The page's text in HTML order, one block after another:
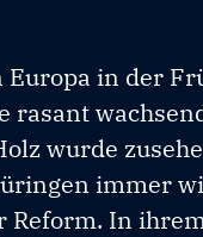
in der
rasant
wurde
immer
In